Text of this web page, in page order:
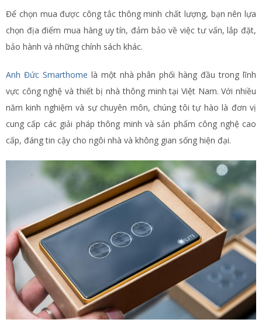
Để chọn mua được công tắc thông minh chất lượng, bạn nên lựa
chọn địa điểm mua hàng uy tín, đảm bảo về việc tư vấn, lắp đặt,
bảo hành và những chính sách khác.
Anh Đức Smarthome là một nhà phân phối hàng đầu trong lĩnh
vực công nghệ và thiết bị nhà thông minh tại Việt Nam. Với nhiều
năm kinh nghiệm và sự chuyên môn, chúng tôi tự hào là đơn vị
cung cấp các giải pháp thông minh và sản phẩm công nghệ cao
cấp, đáng tin cậy cho ngôi nhà và không gian sống hiện đại.